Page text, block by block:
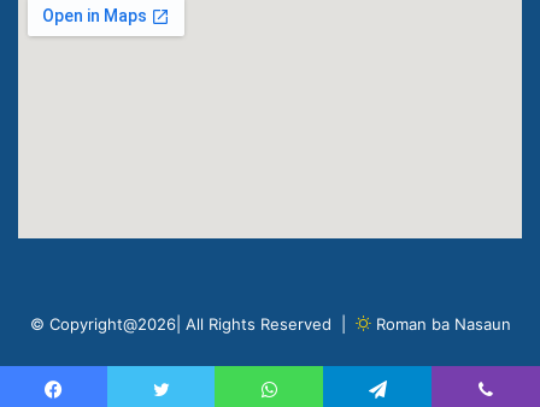
© Copyright@2026| All Rights Reserved | Roman ba Nasaun